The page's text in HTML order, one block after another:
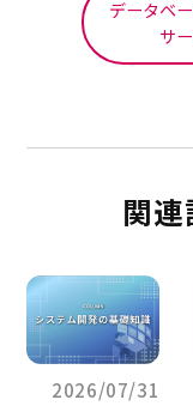
TEST_MVIEW
FORCE
データベ
サ
関
2026/07/31